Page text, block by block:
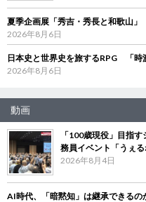
夏季企画展「秀吉・秀長と和歌山
2026年8月6日
日本史と世界史を旅するRPG 「
2026年8月6日
動画
「100歳現役」目指
務員イベント「うぇる
2026年8月4日
AI時代、「暗黙知」は継承できる